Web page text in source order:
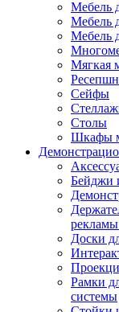
Мебель
Мебель
Мебель
Мягкая
Ресепшн
Сейфы
Столы
Шкафы
Бейджи
Доски
Рамки
системы